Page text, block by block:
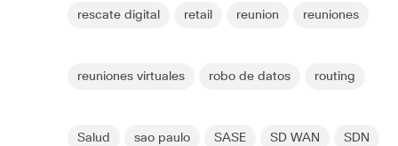
rescate digital retail reunion reuniones
reuniones virtuales robo de datos routing
Salud sao paulo SASE SD WAN SDN